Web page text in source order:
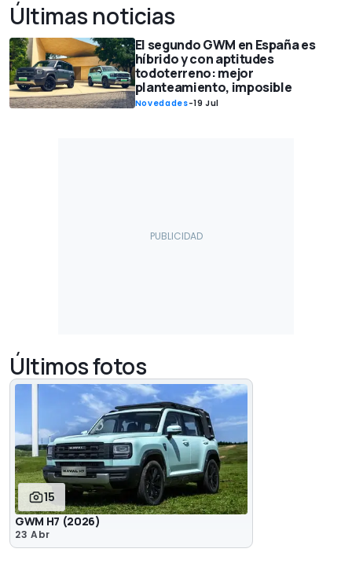
Últimas noticias
El segundo GWM en España es
híbrido y con aptitudes
todoterreno: mejor
planteamiento, imposible
Novedades-19 Jul
Últimos fotos
15
GWM H7 (2026)
23 Abr